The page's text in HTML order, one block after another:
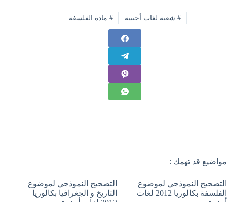
#شعبة لغات أجنبية # مادة الفلسفة
مواضيع قد تهمك :
التصحيح النموذجي لموضوع
الفلسفة بكالوريا 2012 لغات
التصحيح النموذجي لموضوع
التاريخ و الجغرافيا بكالوريا